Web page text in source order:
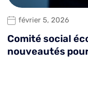
février 5, 2026
Comité social
nouveautés